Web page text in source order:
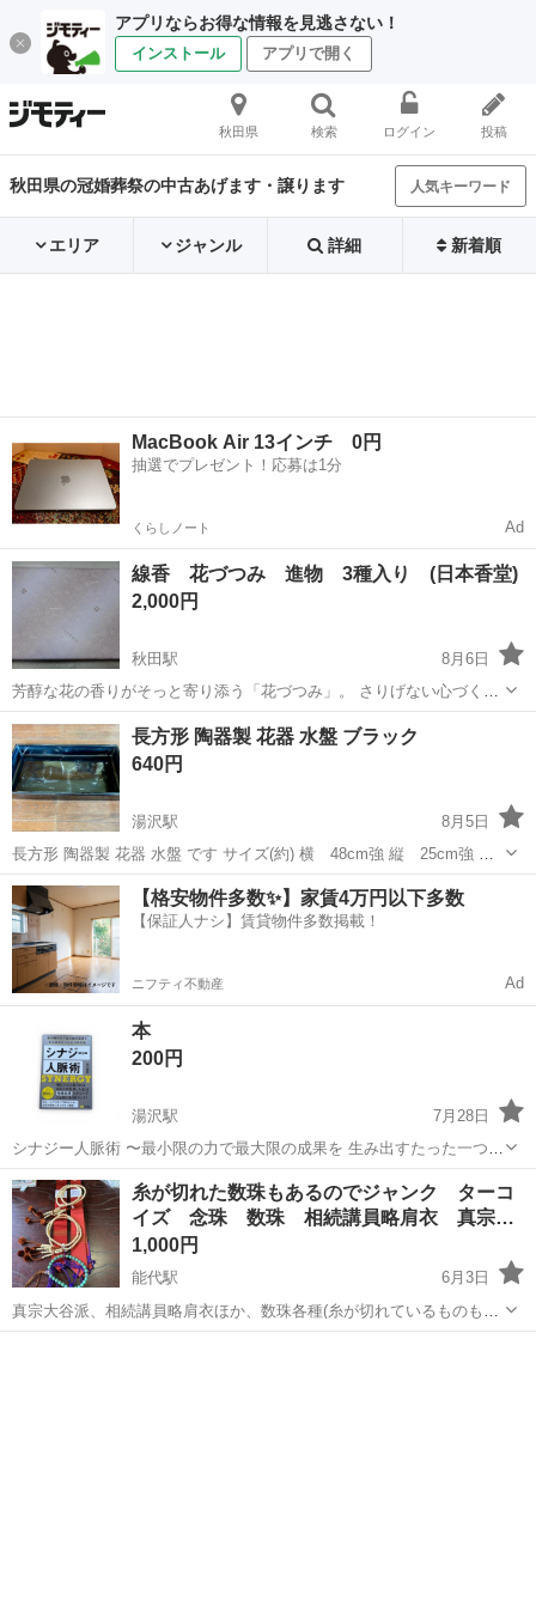
アプリならお得な情報を見逃さない！
インストール アプリで開く
秋田県 検索 ログイン 投稿
秋田県の冠婚葬祭の中古あげます・譲ります 人気キーワード
エリア ジャンル 詳細 新着順
MacBook Air 13インチ 0円
抽選でプレゼント！応募は1分
くらしノート Ad
線香 花づつみ 進物 3種入り (日本香堂)
2,000円
秋田駅
8月6日
芳醇な花の香りがそっと寄り添う「花づつみ」。 さりげない心づくし
の逸品は大切な人との心かよわすひとときを穏やかさで満たしてくれ
ます。 ・さくら 陽ざしの中に咲き誇るさくらをイメージした、 優雅
で清らかな香りです。 ・す...
秋田 秋田市 秋田駅 冠婚葬祭 線香
長方形 陶器製 花器 水盤 ブラック
640円
湯沢駅
8月5日
長方形 陶器製 花器 水盤 です サイズ(約) 横 48cm強 縦 25cm強 高
さ 7cm 使用感がガッツリあります🙏 少し重いです 古いですが剣山あ
ります 生花好きな方 季節のイベント楽しみたい方 いかかでし...
秋田 雄勝郡 湯沢駅 冠婚葬祭
【格安物件多数✨】家賃4万円以下多数
【保証人ナシ】賃貸物件多数掲載！
ニフティ不動産 Ad
本
200円
湯沢駅
7月28日
シナジー人脈術 〜最小限の力で最大限の成果を 生み出すたった一つの
方法〜 あさ出版 サイズ 18.8×13.3
秋田 雄勝郡 湯沢駅 冠婚葬祭
糸が切れた数珠もあるのでジャンク ターコ
イズ 念珠 数珠 相続講員略肩衣 真宗…
1,000円
能代駅
6月3日
真宗大谷派、相続講員略肩衣ほか、数珠各種(糸が切れているものもあ
ります。セットで、いかがでしょうか？ ターコイズもあります。